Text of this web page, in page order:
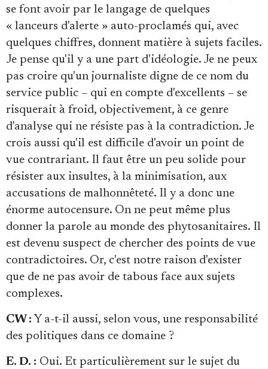
se font avoir par le langage de quelques
« lanceurs d'alerte » auto-proclamés qui, avec
quelques chiffres, donnent matière à sujets faciles.
Je pense qu'il y a une part d'idéologie. Je ne peux
pas croire qu'un journaliste digne de ce nom du
service public – qui en compte d'excellents – se
risquerait à froid, objectivement, à ce genre
d'analyse qui ne résiste pas à la contradiction. Je
crois aussi qu'il est difficile d'avoir un point de
vue contrariant. Il faut être un peu solide pour
résister aux insultes, à la minimisation, aux
accusations de malhonnêteté. Il y a donc une
énorme autocensure. On ne peut même plus
donner la parole au monde des phytosanitaires. Il
est devenu suspect de chercher des points de vue
contradictoires. Or, c'est notre raison d'exister
que de ne pas avoir de tabous face aux sujets
complexes.
CW : Y a-t-il aussi, selon vous, une responsabilité
des politiques dans ce domaine ?
E. D. : Oui. Et particulièrement sur le sujet du